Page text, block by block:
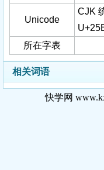
Unicode
CJK
所在字表
相关词语
快学网